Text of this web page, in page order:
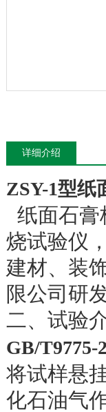
详细介绍
ZSY-1型纸
纸面石膏
烧试验仪
建材、装
限公司研
二、试验
GB/T9775-
将试样悬
化石油气